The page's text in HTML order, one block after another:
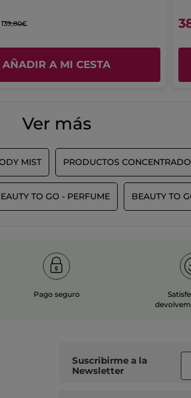
139,80€
AÑADIR A MI CESTA
Ver más
MIST PRODUCTOS
TO GO - PERFUME BEAUTY TO
Pago seguro
Suscribirme a la
Newsletter